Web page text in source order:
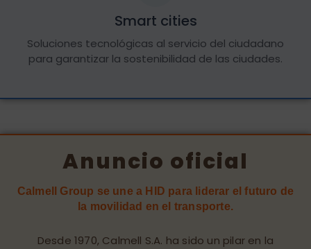
Smart cities
Soluciones tecnológicas al servicio del ciudadano
para garantizar la sostenibilidad de las ciudades.
Anuncio oficial
Calmell Group se une a HID para liderar el futuro de
la movilidad en el transporte.
Desde 1970, Calmell S.A. ha sido un pilar en la